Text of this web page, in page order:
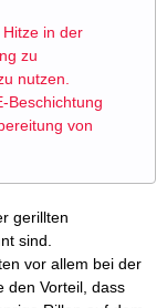
in der
zu
nutzen.
Beschichtung
von
gerillten
sind.
vor allem bei der
den Vorteil, dass